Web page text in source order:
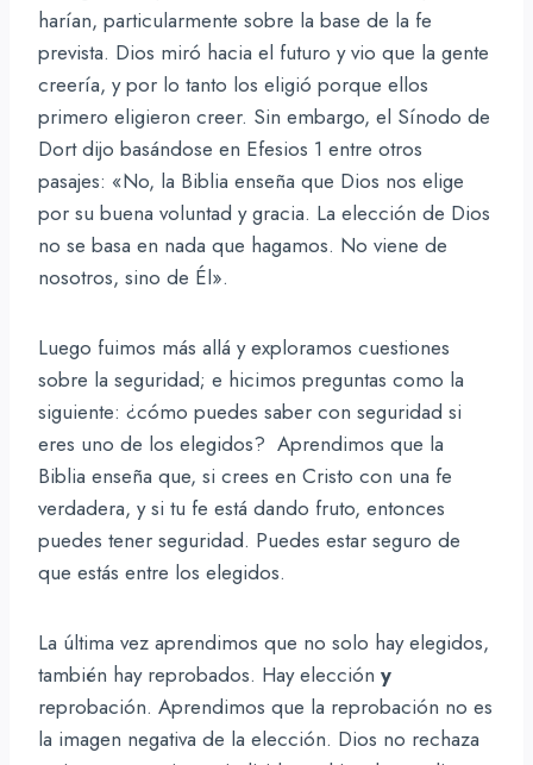
harían, particularmente sobre la base de la fe
prevista. Dios miró hacia el futuro y vio que la gente
creería, y por lo tanto los eligió porque ellos
primero eligieron creer. Sin embargo, el Sínodo de
Dort dijo basándose en Efesios 1 entre otros
pasajes: «No, la Biblia enseña que Dios nos elige
por su buena voluntad y gracia. La elección de Dios
no se basa en nada que hagamos. No viene de
nosotros, sino de Él».
Luego fuimos más allá y exploramos cuestiones
sobre la seguridad; e hicimos preguntas como la
siguiente: ¿cómo puedes saber con seguridad si
eres uno de los elegidos? Aprendimos que la
Biblia enseña que, si crees en Cristo con una fe
verdadera, y si tu fe está dando fruto, entonces
puedes tener seguridad. Puedes estar seguro de
que estás entre los elegidos.
La última vez aprendimos que no solo hay elegidos,
también hay reprobados. Hay elección y
reprobación. Aprendimos que la reprobación no es
la imagen negativa de la elección. Dios no rechaza